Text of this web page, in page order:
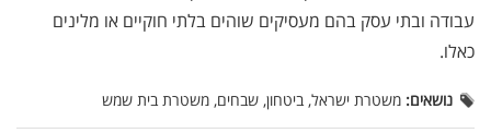
עבודה ובתי עסק בהם מעסיקים שוהים בלתי חוקיים או מלינים
כאלו.
נושאים: משטרת ישראל, ביטחון, שבחים, משטרת בית שמש